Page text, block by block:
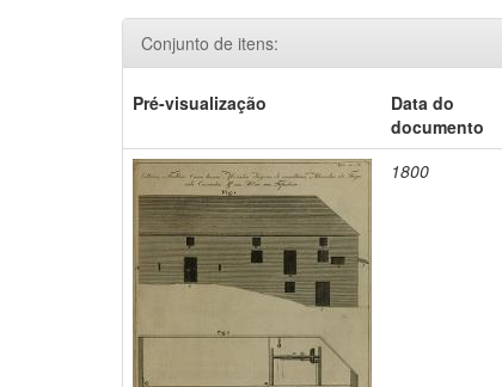
Conjunto de itens:
Pré-visualização
Data do
documento
1800